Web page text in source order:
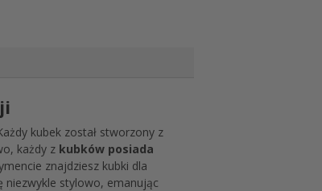
kubek został stworzony z
każdy z kubków posiada
znajdziesz kubki dla
niezwykle stylowo, emanując